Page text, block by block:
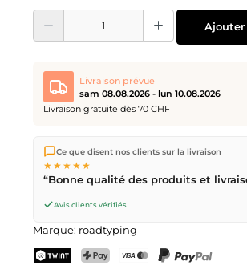
Quantité de produit : Entrez la quantité souhaitée
Ajouter
Livraison prévue
sam 08.08.2026 - lun 10.08.2026
Livraison gratuite dès 70 CHF
Nous expédions directement depuis notre
en Suisse.Livraison gratuitedèsCHF 70
passées avant
livraison leprochain jour ouvrable par la
commande avantvendredi, 17h
Ce que disent nos clients sur la livraison
★★★★★
“Bonne qualité des produits et
Avis clients vérifiés
Marque: roadtyping